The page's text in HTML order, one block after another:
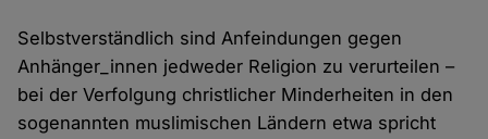
Selbstverständlich sind Anfeindungen gegen
Anhänger_innen jedweder Religion zu verurteilen –
bei der Verfolgung christlicher Minderheiten in den
sogenannten muslimischen Ländern etwa spricht